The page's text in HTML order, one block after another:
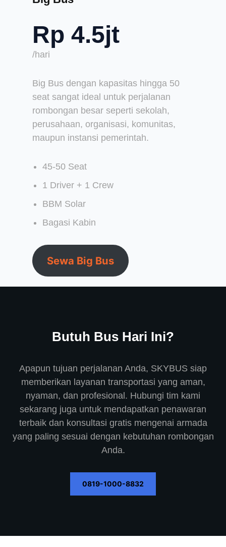
Rp 4.5jt
/hari
Big Bus dengan kapasitas hingga 50
seat sangat ideal untuk perjalanan
rombongan besar seperti sekolah,
perusahaan, organisasi, komunitas,
maupun instansi pemerintah.
45-50 Seat
1 Driver + 1 Crew
BBM Solar
Bagasi Kabin
Sewa Big Bus
Butuh Bus Hari Ini?
Apapun tujuan perjalanan Anda, SKYBUS siap
memberikan layanan transportasi yang aman,
nyaman, dan profesional. Hubungi tim kami
sekarang juga untuk mendapatkan penawaran
terbaik dan konsultasi gratis mengenai armada
yang paling sesuai dengan kebutuhan rombongan
Anda.
0819-1000-8832